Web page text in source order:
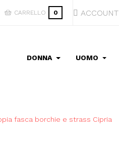
CARRELLO 0 ACCOUNT
DONNA UOMO
fasca borchie e strass Cipria